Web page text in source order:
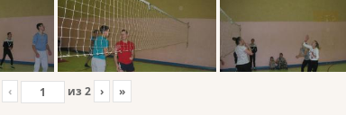
‹ из 2 › »